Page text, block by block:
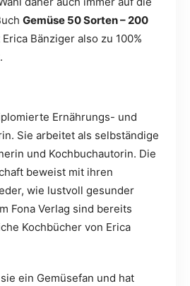
Gemüse 50 Sorten – 200
Bänziger also zu 100%
Ernährungs- und
Sie arbeitet als selbständige
und Kochbuchautorin. Die
beweist mit ihren
wie lustvoll gesunder
Fona Verlag sind bereits
Kochbücher von Erica
ein Gemüsefan und hat